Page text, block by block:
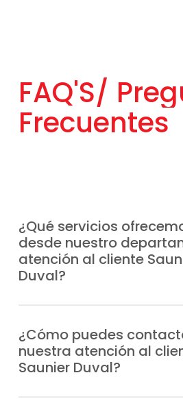
FAQ'S/
Frecuentes
¿Qué servicios
desde nuestro
atención al cliente
Duval?
solicitudes de reparación,
sobre garantías y todo lo
tus equipos Saunier Duval.
¿Cómo puedes
nuestra atención al
Saunier Duval?